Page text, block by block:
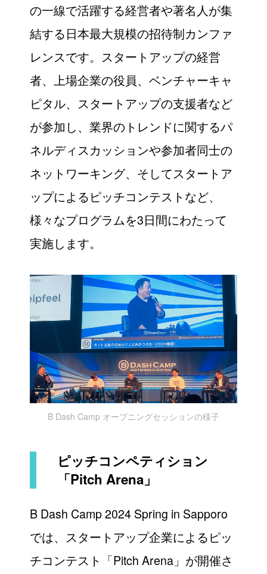
の一線で活躍する経営者や著名人が集
結する日本最大規模の招待制カンファ
レンスです。スタートアップの経営
者、上場企業の役員、ベンチャーキャ
ピタル、スタートアップの支援者など
が参加し、業界のトレンドに関するパ
ネルディスカッションや参加者同士の
ネットワーキング、そしてスタートア
ップによるピッチコンテストなど、
様々なプログラムを3日間にわたって
実施します。
B Dash Camp オープニングセッションの様子
ピッチコンペティション
「Pitch Arena」
B Dash Camp 2024 Spring in Sapporo
では、スタートアップ企業によるピッ
チコンテスト「Pitch Arena」が開催さ